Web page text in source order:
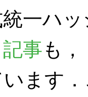
一ハ
記事も
います